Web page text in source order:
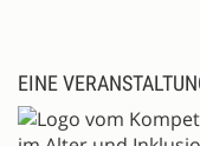
EINE